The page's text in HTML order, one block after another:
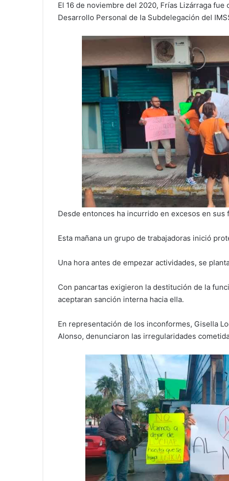
El 16 de noviembre del 2020, Frías Lizárraga
Desarrollo Personal de la Subdelegación del
Desde entonces ha incurrido en excesos en sus
Esta mañana un grupo de trabajadoras inició
Una hora antes de empezar actividades, se
Con pancartas exigieron la destitución de la
aceptaran sanción interna hacia ella.
En representación de los inconformes, Gisella
Alonso, denunciaron las irregularidades